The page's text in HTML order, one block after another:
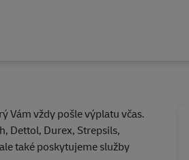
Vám vždy pošle výplatu včas.
Dettol, Durex, Strepsils,
také poskytujeme služby